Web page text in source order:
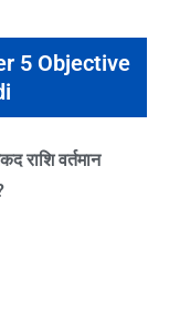
5 Objective
राशि वर्तमान